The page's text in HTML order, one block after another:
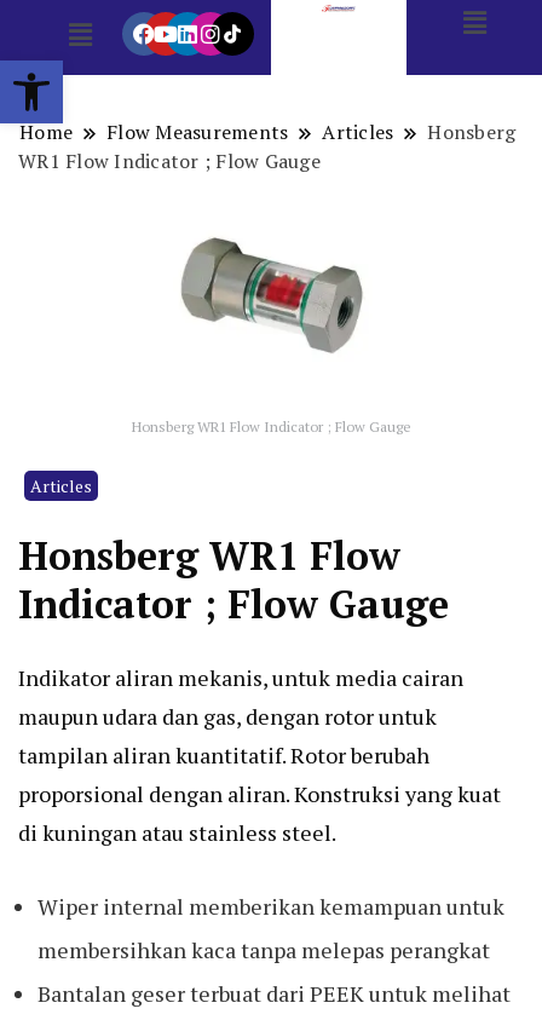
Open toolbar
Home Flow Measurements Articles
Honsberg
WR1 Flow Indicator ; Flow Gauge
Honsberg WR1 Flow Indicator ; Flow Gauge
Articles
Honsberg WR1 Flow
Indicator ; Flow Gauge
Indikator aliran mekanis, untuk media cairan
maupun udara dan gas, dengan rotor untuk
tampilan aliran kuantitatif. Rotor berubah
proporsional dengan aliran. Konstruksi yang kuat
di kuningan atau stainless steel.
Wiper internal memberikan kemampuan untuk
membersihkan kaca tanpa melepas perangkat
Bantalan geser terbuat dari PEEK untuk melihat